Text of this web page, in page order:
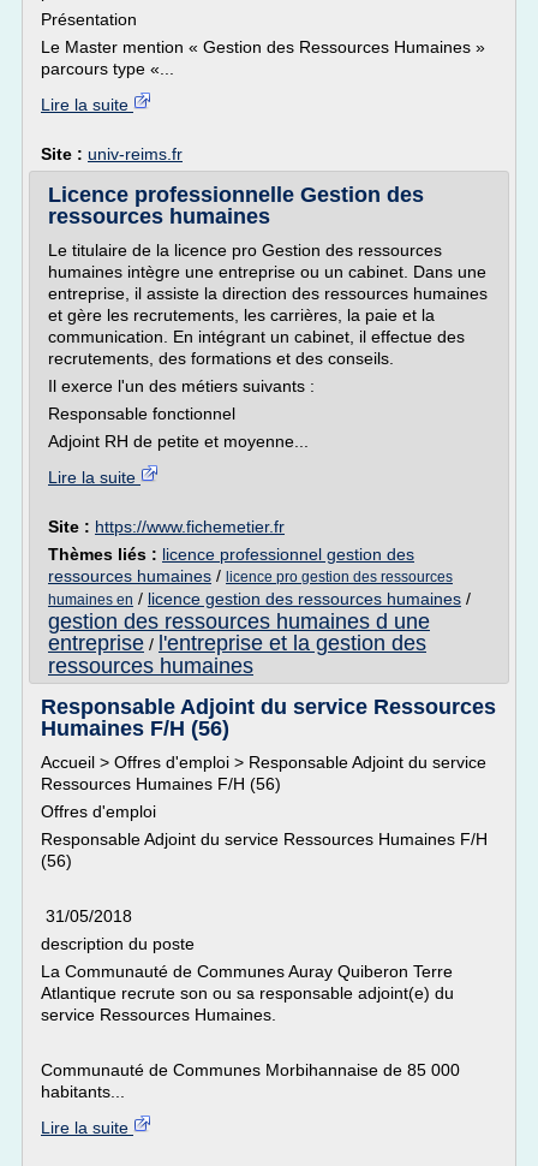
Présentation
Le Master mention « Gestion des Ressources Humaines »
parcours type «...
Lire la suite
Site : univ-reims.fr
Licence professionnelle Gestion des
ressources humaines
Le titulaire de la licence pro Gestion des ressources
humaines intègre une entreprise ou un cabinet. Dans une
entreprise, il assiste la direction des ressources humaines
et gère les recrutements, les carrières, la paie et la
communication. En intégrant un cabinet, il effectue des
recrutements, des formations et des conseils.
Il exerce l'un des métiers suivants :
Responsable fonctionnel
Adjoint RH de petite et moyenne...
Lire la suite
Site : https://www.fichemetier.fr
Thèmes liés : licence professionnel gestion des
ressources humaines / licence pro gestion des ressources
humaines en / licence gestion des ressources humaines /
gestion des ressources humaines d une
entreprise / l'entreprise et la gestion des
ressources humaines
Responsable Adjoint du service Ressources
Humaines F/H (56)
Accueil > Offres d'emploi > Responsable Adjoint du service
Ressources Humaines F/H (56)
Offres d'emploi
Responsable Adjoint du service Ressources Humaines F/H
(56)
31/05/2018
description du poste
La Communauté de Communes Auray Quiberon Terre
Atlantique recrute son ou sa responsable adjoint(e) du
service Ressources Humaines.
Communauté de Communes Morbihannaise de 85 000
habitants...
Lire la suite